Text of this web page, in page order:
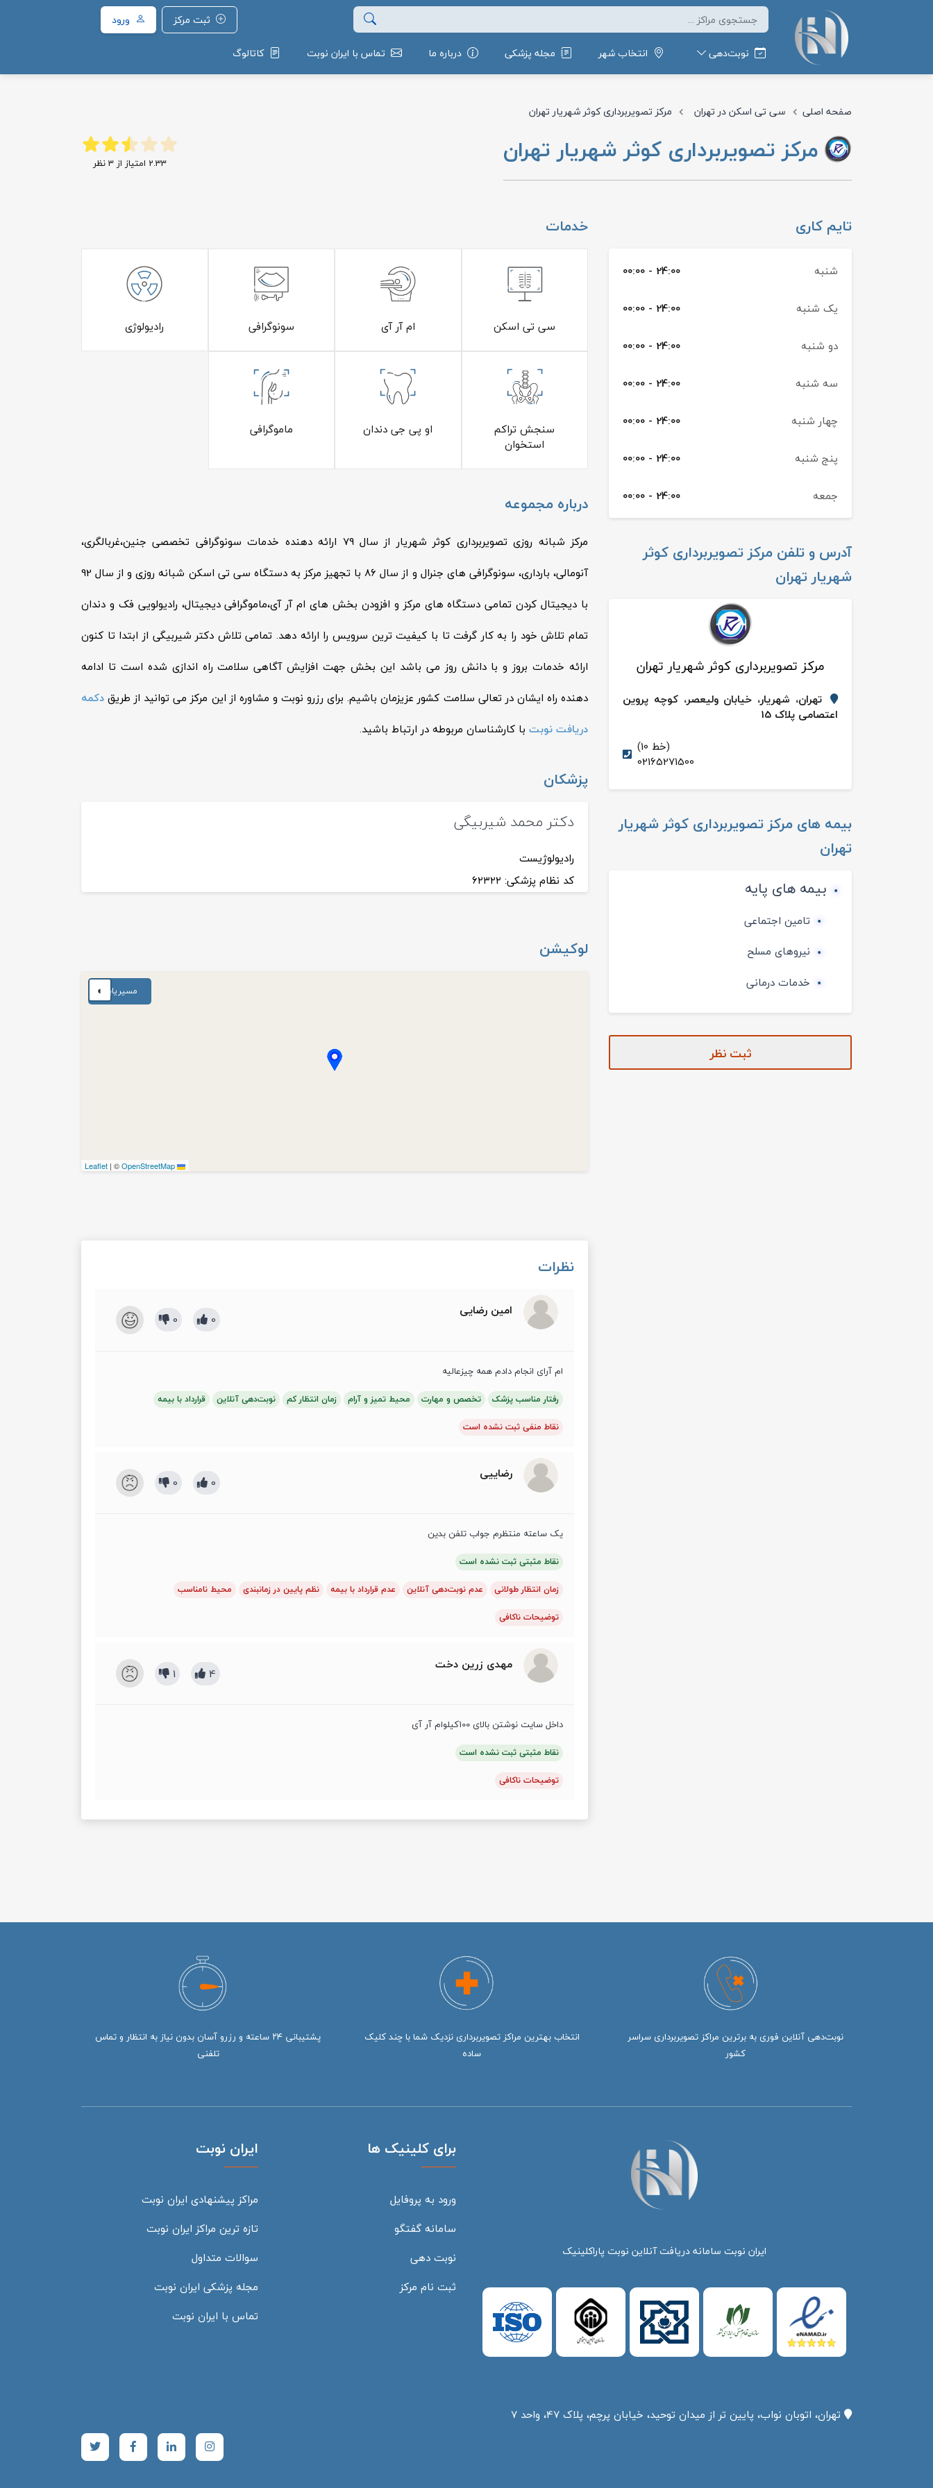
ثبت مرکز
ورود
نوبت‌دهی
انتخاب شهر مجله پزشکی درباره ما تماس با ایران نوبت کاتالوگ
صفحه اصلی سی تی اسکن در تهران مرکز تصویربرداری کوثر شهریار تهران
مرکز تصویربرداری کوثر شهریار تهران 2.33 امتیاز از 3نظر
تایم کاری
00:00 - 24:00 شنبه
00:00 - 24:00 یک شنبه
00:00 - 24:00 دو شنبه
00:00 - 24:00 سه شنبه
00:00 - 24:00 چهار شنبه
00:00 - 24:00 پنج شنبه
00:00 - 24:00 جمعه
آدرس و تلفن مرکز تصویربرداری کوثر
شهریار تهران
مرکز تصویربرداری کوثر شهریار تهران
تهران، شهریار، خیابان ولیعصر، کوچه پروین
اعتصامی پلاک 15
(خط 10)
02165271500
بیمه های مرکز تصویربرداری کوثر شهریار
تهران
بیمه های پایه
تامین اجتماعی
نیروهای مسلح
خدمات درمانی
ثبت نظر
خدمات
سی تی اسکن ام آر آی سونوگرافی رادیولوژی
سنجش تراکم
استخوان
او پی جی دندان ماموگرافی
درباره مجموعه
مرکز شبانه روزی تصویربرداری کوثر شهریار از سال 79 ارائه دهنده خدمات سونوگرافی تخصصی جنین،‌غربالگری،
آنومالی، بارداری، سونوگرافی های جنرال و از سال 86 با تجهیز مرکز به دستگاه سی تی اسکن شبانه روزی و از سال 92
با دیجیتال کردن تمامی دستگاه های مرکز و افزودن بخش های ام آر آی،‌ماموگرافی دیجیتال، رادیولويی فک و دندان
تمام تلاش خود را به کار گرفت تا با کیفیت ترین سرویس را ارائه دهد. تمامی تلاش دکتر شیربیگی از ابتدا تا کنون
ارائه خدمات بروز و با دانش روز می باشد این بخش جهت افزایش آگاهی سلامت راه اندازی شده است تا ادامه
دهنده راه ایشان در تعالی سلامت کشور عزیزمان باشیم. برای رزرو نوبت و مشاوره از این مرکز می توانید از طریقدکمه
دریافت نوبت با کارشناسان مربوطه در ارتباط باشید.
پزشکان
دکتر محمد شیربیگی
رادیولوژیست
کد نظام پزشکی: ۶۲۳۲۲
لوکیشن
مسیریابی ◐
| ©OpenStreetMap
نظرات
امین رضایی
0
0
ام آرای انجام دادم همه چیزعالیه
رفتار مناسب پزشک تخصص و مهارت محیط تمیز و آرام زمان انتظار کم نوبت‌دهی آنلاین
قرارداد با بیمه
نقاط منفی ثبت نشده است
رضاییی
0
0
یک ساعته منتظرم جواب تلفن بدین
نقاط مثبتی ثبت نشده است
زمان انتظار طولانی
عدم نوبت‌دهی آنلاین عدم قرارداد با بیمه نظم پایین در زمانبندی
محیط نامناسب
توضیحات ناکافی
مهدی زرین دخت
4
1
داخل سایت نوشتن بالای 100کیلو‌ام آر آی
نقاط مثبتی ثبت نشده است
توضیحات ناکافی
نوبت‌دهی آنلاین فوری به برترین مراکز تصویربرداری سراسر
کشور
انتخاب بهترین مراکز تصویربرداری نزدیک شما با چند کلیک
ساده
پشتیبانی ۲۴ ساعته و رزرو آسان بدون نیاز به انتظار و تماس
تلفنی
ایران نوبت سامانه دریافت آنلاین نوبت پاراکلینیک
برای کلینیک ها
ورود به پروفایل
سامانه گفتگو
نوبت دهی
ثبت نام مرکز
ایران نوبت
مراکز پیشنهادی ایران نوبت
تازه ترین مراکز ایران نوبت
سوالات متداول
مجله پزشکی ایران نوبت
تماس با ایران نوبت
تهران، اتوبان نواب، پایین تر از میدان توحید، خیابان پرچم، پلاک 47، واحد 7